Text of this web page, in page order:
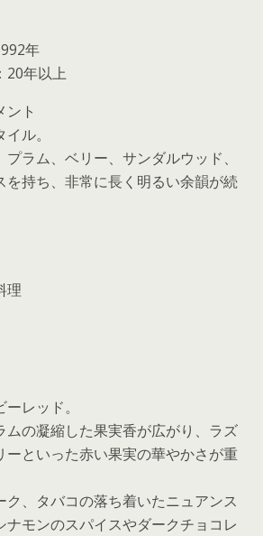
年
20年以上
ント
ル。
ラム、ベリー、サンダルウッド、
を持ち、非常に長く明るい余韻が続
理
レッド。
ムの凝縮した果実香が広がり、ラズ
ーといった赤い果実の華やかさが重
ク、タバコの落ち着いたニュアンス
ナモンのスパイスやダークチョコレ